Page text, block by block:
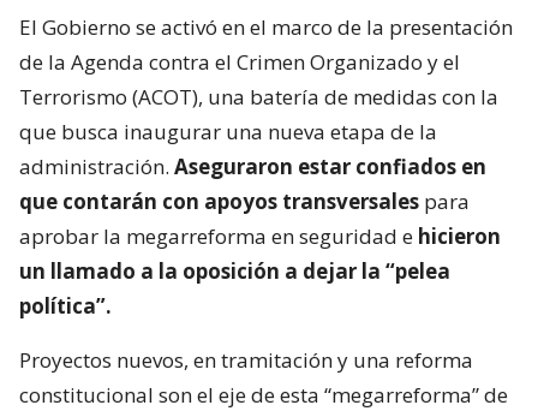
El Gobierno se activó en el marco de la presentación
de la Agenda contra el Crimen Organizado y el
Terrorismo (ACOT), una batería de medidas con la
que busca inaugurar una nueva etapa de la
administración. Aseguraron estar confiados en
que contarán con apoyos transversales para
aprobar la megarreforma en seguridad e hicieron
un llamado a la oposición a dejar la “pelea
política”.
Proyectos nuevos, en tramitación y una reforma
constitucional son el eje de esta “megarreforma” de